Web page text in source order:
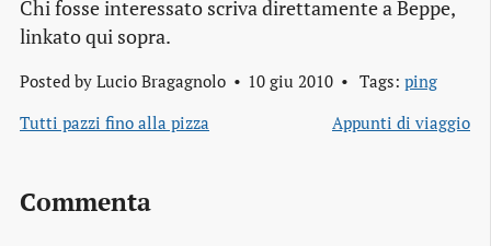
Chi fosse interessato scriva direttamente a Beppe,
linkato qui sopra.
Posted by Lucio Bragagnolo 10 giu 2010 Tags: ping
Tutti pazzi fino alla pizza
Appunti di viaggio
Commenta